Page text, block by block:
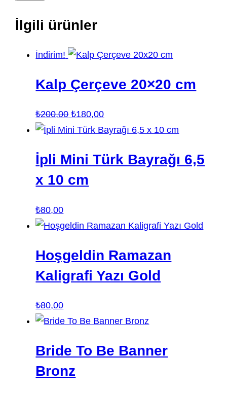
İlgili ürünler
İndirim!
Kalp Çerçeve 20×20 cm
₺200,00 Orijinal
fiyat:
₺180,00Şu
andaki
₺180,00.
İpli Mini Türk Bayrağı 6,5
x 10 cm
₺80,00
Hoşgeldin Ramazan
Kaligrafi Yazı Gold
₺80,00
Bride To Be Banner
Bronz